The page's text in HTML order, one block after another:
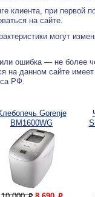
клиента, при первой
на сайте.
могут
ошибка — не более
данном сайте имеет
РФ.
Gorenje
BM1600WG